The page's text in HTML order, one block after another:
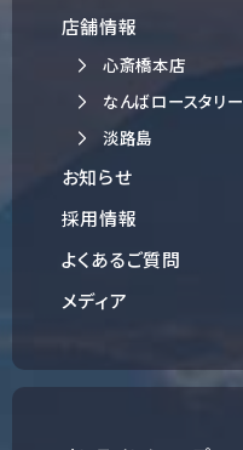
店舗情報
心斎橋本店
なんばロースタリー
淡路島
お知らせ
採用情報
よくあるご質問
メディア